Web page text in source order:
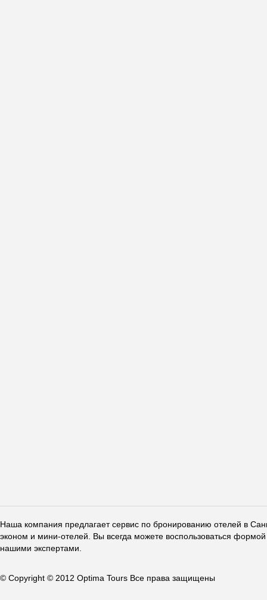
Наша компания предлагает сервис по бронированию отелей в
эконом и мини-отелей. Вы всегда можете воспользоваться
нашими экспертами.
© Copyright © 2012 Optima Tours Все права защищены